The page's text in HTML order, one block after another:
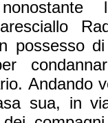
nonostante
possesso
Andando
sua, in